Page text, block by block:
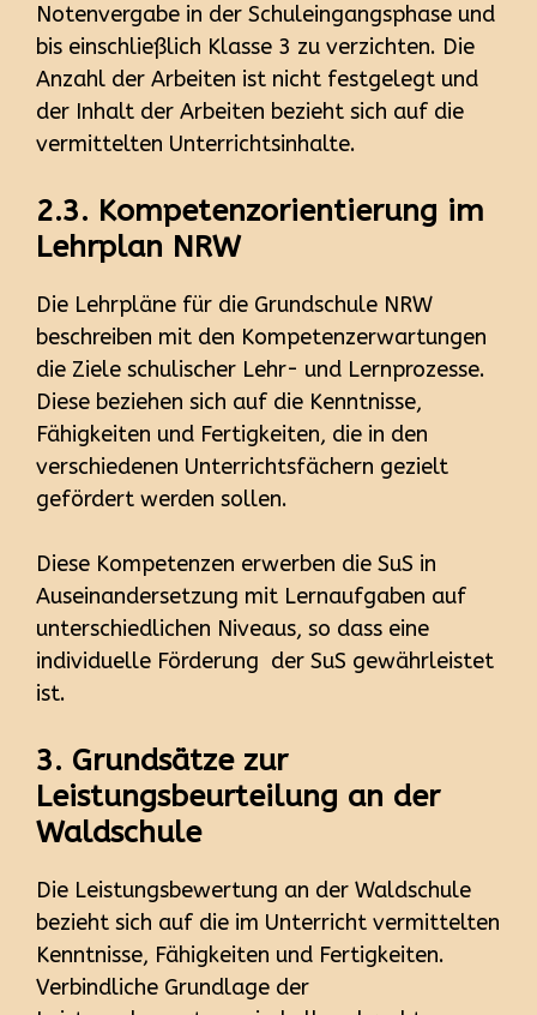
Notenvergabe in der Schuleingangsphase und
bis einschließlich Klasse 3 zu verzichten. Die
Anzahl der Arbeiten ist nicht festgelegt und
der Inhalt der Arbeiten bezieht sich auf die
vermittelten Unterrichtsinhalte.
2.3. Kompetenzorientierung im
Lehrplan NRW
Die Lehrpläne für die Grundschule NRW
beschreiben mit den Kompetenzerwartungen
die Ziele schulischer Lehr- und Lernprozesse.
Diese beziehen sich auf die Kenntnisse,
Fähigkeiten und Fertigkeiten, die in den
verschiedenen Unterrichtsfächern gezielt
gefördert werden sollen.
Diese Kompetenzen erwerben die SuS in
Auseinandersetzung mit Lernaufgaben auf
unterschiedlichen Niveaus, so dass eine
individuelle Förderung der SuS gewährleistet
ist.
3. Grundsätze zur
Leistungsbeurteilung an der
Waldschule
Die Leistungsbewertung an der Waldschule
bezieht sich auf die im Unterricht vermittelten
Kenntnisse, Fähigkeiten und Fertigkeiten.
Verbindliche Grundlage der